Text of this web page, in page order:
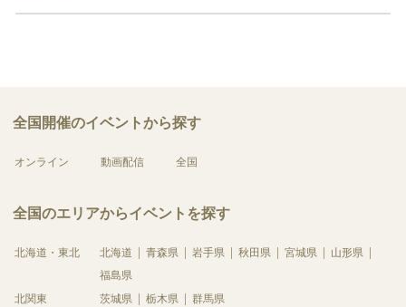
全国開催のイベントから探す
オンライン 動画配信 全国
全国のエリアからイベントを探す
北海道・東北 北海道 青森県 岩手県 秋田県 宮城県
山形県
福島県
北関東
茨城県 栃木県 群馬県